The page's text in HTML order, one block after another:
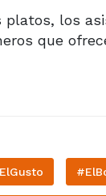
los
que